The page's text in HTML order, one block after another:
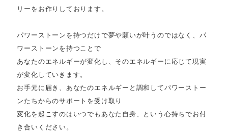
リーをお作りしております。
パワーストーンを持つだけで夢や願いが叶うのではなく、パ
ワーストーンを持つことで
あなたのエネルギーが変化し、そのエネルギーに応じて現実
が変化していきます。
お手元に届き、あなたのエネルギーと調和してパワーストー
ンたちからのサポートを受け取り
変化を起こすのはいつでもあなた自身、という心持ちでお付
き合いください。